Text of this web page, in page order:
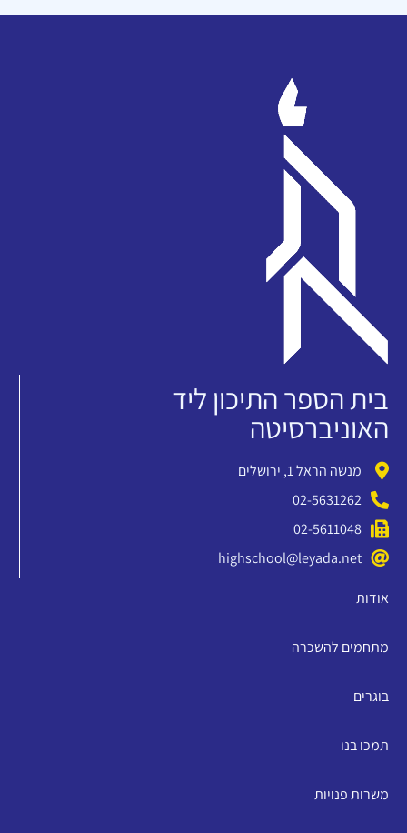
בית הספר התיכון ליד
האוניברסיטה
מנשה הראל 1, ירושלים
02-5631262
02-5611048
highschool@leyada.net
אודות
מתחמים להשכרה
בוגרים
תמכו בנו
משרות פנויות